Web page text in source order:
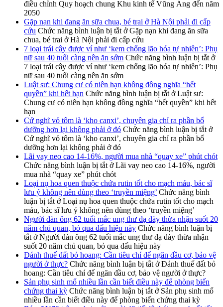
điều chỉnh Quy hoạch chung Khu kinh tế Vũng Áng đến năm
2050
Gặp nạn khi đang ăn sữa chua, bé trai ở Hà Nội phải đi cấp
cứu Chức năng bình luận bị tắt ở Gặp nạn khi đang ăn sữa
chua, bé trai ở Hà Nội phải đi cấp cứu
7 loại trái cây được ví như ‘kem chống lão hóa tự nhiên’: Phụ
nữ sau 40 tuổi càng nên ăn sớm Chức năng bình luận bị tắt ở
7 loại trái cây được ví như ‘kem chống lão hóa tự nhiên’: Phụ
nữ sau 40 tuổi càng nên ăn sớm
Luật sư: Chung cư có niên hạn không đồng nghĩa “hết
quyền” khi hết hạn Chức năng bình luận bị tắt ở Luật sư:
Chung cư có niên hạn không đồng nghĩa “hết quyền” khi hết
hạn
Cứ nghĩ vỏ tôm là ‘kho canxi’, chuyên gia chỉ ra phần bổ
dưỡng hơn lại không phải ở đó Chức năng bình luận bị tắt ở
Cứ nghĩ vỏ tôm là ‘kho canxi’, chuyên gia chỉ ra phần bổ
dưỡng hơn lại không phải ở đó
Lãi vay neo cao 14-16%, người mua nhà “quay xe” phút chót
Chức năng bình luận bị tắt ở Lãi vay neo cao 14-16%, người
mua nhà “quay xe” phút chót
Loại nụ hoa quen thuộc chứa rutin tốt cho mạch máu, bác sĩ
lưu ý không nên dùng theo ‘truyền miệng’ Chức năng bình
luận bị tắt ở Loại nụ hoa quen thuộc chứa rutin tốt cho mạch
máu, bác sĩ lưu ý không nên dùng theo ‘truyền miệng’
Người đàn ông 62 tuổi mắc ung thư dạ dày thừa nhận suốt 20
năm chủ quan, bỏ qua dấu hiệu này Chức năng bình luận bị
tắt ở Người đàn ông 62 tuổi mắc ung thư dạ dày thừa nhận
suốt 20 năm chủ quan, bỏ qua dấu hiệu này
Đánh thuế đất bỏ hoang: Cần tiêu chí để ngăn đầu cơ, bảo vệ
người ở thực? Chức năng bình luận bị tắt ở Đánh thuế đất bỏ
hoang: Cần tiêu chí để ngăn đầu cơ, bảo vệ người ở thực?
Sản phụ sinh mổ nhiều lần cần biết điều này để phòng biến
chứng thai kỳ Chức năng bình luận bị tắt ở Sản phụ sinh mổ
nhiều lần cần biết điều này để phòng biến chứng thai kỳ